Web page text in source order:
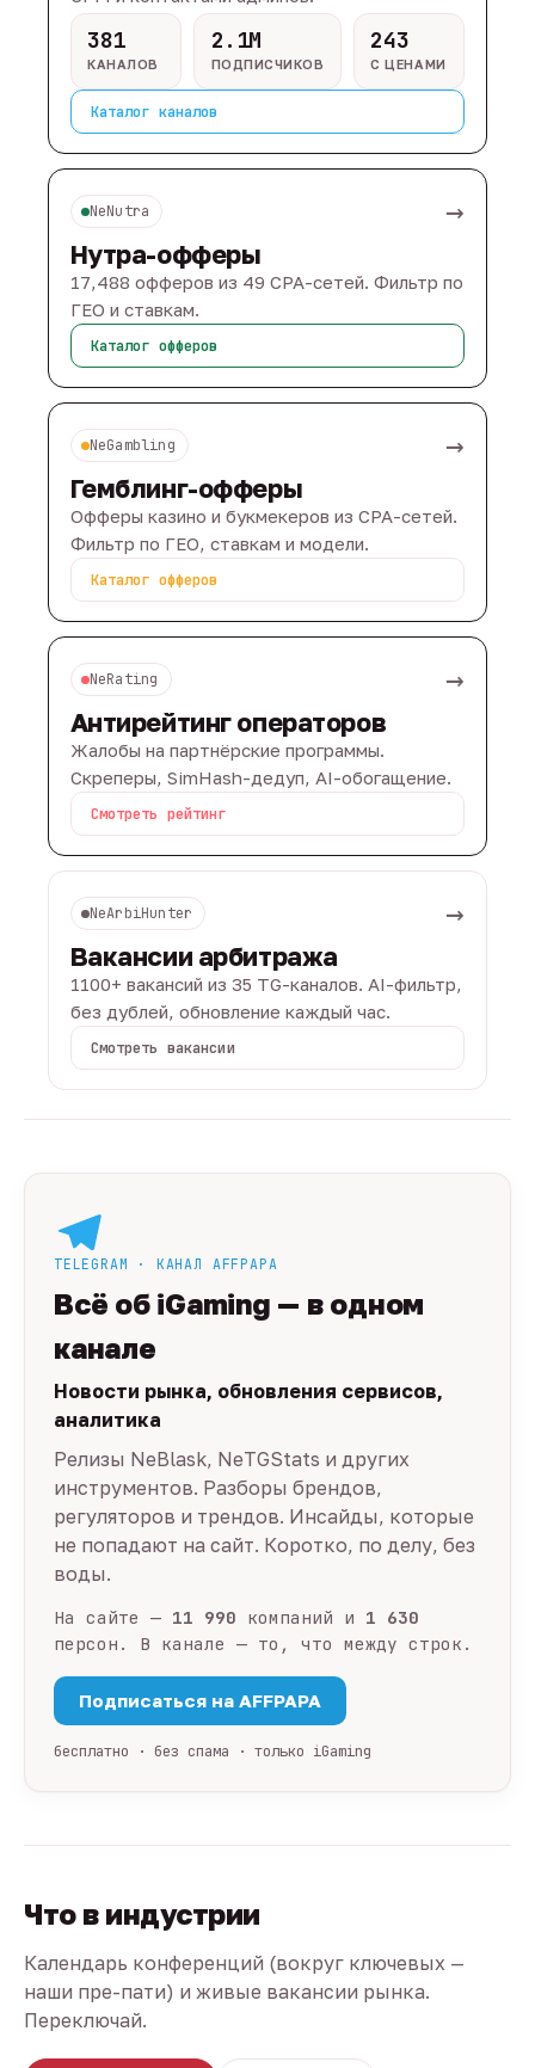
381
КАНАЛОВ
2.1M
ПОДПИСЧИКОВ
243
С ЦЕНАМИ
Каталог каналов
NeNutra →
Нутра-офферы
17,488 офферов из 49 CPA-сетей. Фильтр по
ГЕО и ставкам.
Каталог офферов
NeGambling →
Гемблинг-офферы
Офферы казино и букмекеров из CPA-сетей.
Фильтр по ГЕО, ставкам и модели.
Каталог офферов
NeRating →
Антирейтинг операторов
Жалобы на партнёрские программы.
Скреперы, SimHash-дедуп, AI-обогащение.
Смотреть рейтинг
NeArbiHunter →
Вакансии арбитража
1100+ вакансий из 35 TG-каналов. AI-фильтр,
без дублей, обновление каждый час.
Смотреть вакансии
TELEGRAM · КАНАЛ AFFPAPA
Всё об iGaming — в одном
канале
Новости рынка, обновления сервисов,
аналитика
Релизы NeBlask, NeTGStats и других
инструментов. Разборы брендов,
регуляторов и трендов. Инсайды, которые
не попадают на сайт. Коротко, по делу, без
воды.
На сайте — 11 990 компаний и 1 630
персон. В канале — то, что между строк.
Подписаться на AFFPAPA
бесплатно · без спама · только iGaming
Что в индустрии
Календарь конференций (вокруг ключевых —
наши пре-пати) и живые вакансии рынка.
Переключай.